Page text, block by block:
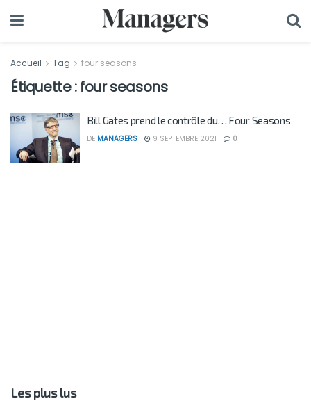
Accueil Tag four seasons
Étiquette :four seasons
Bill Gates prend le contrôle du… Four Seasons
DE MANAGERS 9 SEPTEMBRE 2021 0
Les plus lus